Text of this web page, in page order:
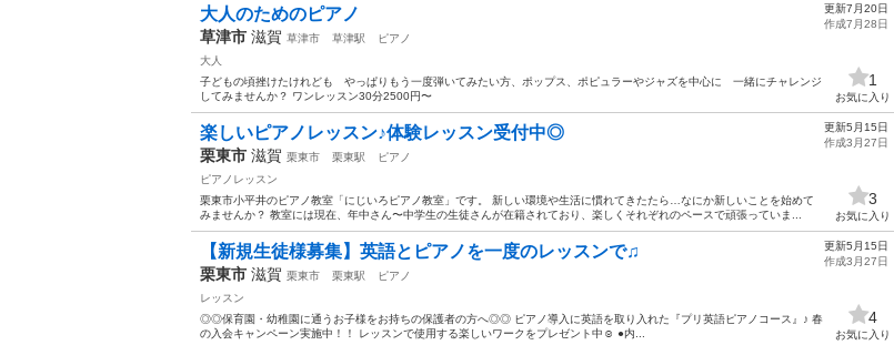
大人のためのピアノ
草津市 滋賀 草津市 草津駅
ピアノ
大人
子どもの頃挫けたけれども やっぱりもう一度弾いてみたい方、ポップス、ポピュラーやジャズを中心に 一緒にチャレンジ
してみませんか？ ワンレッスン30分2500円〜
更新7月20日
作成7月28日
1
お気に入り
楽しいピアノレッスン♪体験レッスン受付中◎
栗東市 滋賀 栗東市 栗東駅
ピアノ
ピアノレッスン
栗東市小平井のピアノ教室「にじいろピアノ教室」です。 新しい環境や生活に慣れてきたたら…なにか新しいことを始めて
みませんか？ 教室には現在、年中さん〜中学生の生徒さんが在籍されており、楽しくそれぞれのペースで頑張っていま...
更新5月15日
作成3月27日
3
お気に入り
【新規生徒様募集】英語とピアノを一度のレッスンで♫
栗東市 滋賀 栗東市 栗東駅
ピアノ
レッスン
◎◎保育園・幼稚園に通うお子様をお持ちの保護者の方へ◎◎ ピアノ導入に英語を取り入れた『プリ英語ピアノコース』♪ 春
の入会キャンペーン実施中！！ レッスンで使用する楽しいワークをプレゼント中☺︎ ●内...
更新5月15日
作成3月27日
4
お気に入り